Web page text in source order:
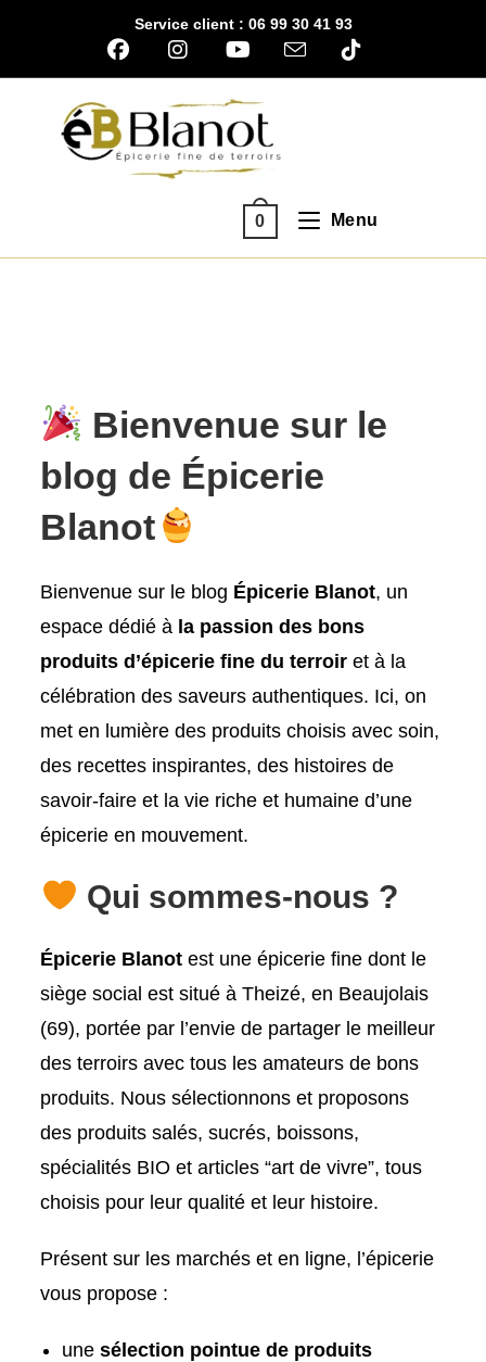
Service client : 06 99 30 41 93
0 Menu
Bienvenue sur le
blog de Épicerie
Blanot
Bienvenue sur le blog Épicerie Blanot, un
espace dédié à la passion des bons
produits d’épicerie fine du terroir et à la
célébration des saveurs authentiques. Ici, on
met en lumière des produits choisis avec soin,
des recettes inspirantes, des histoires de
savoir-faire et la vie riche et humaine d’une
épicerie en mouvement.
Qui sommes-nous ?
Épicerie Blanot est une épicerie fine dont le
siège social est situé à Theizé, en Beaujolais
(69), portée par l’envie de partager le meilleur
des terroirs avec tous les amateurs de bons
produits. Nous sélectionnons et proposons
des produits salés, sucrés, boissons,
spécialités BIO et articles “art de vivre”, tous
choisis pour leur qualité et leur histoire.
Présent sur les marchés et en ligne, l’épicerie
vous propose :
unesélection pointue de produits